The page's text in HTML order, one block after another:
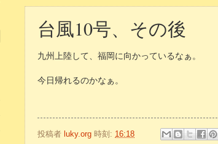
台風10号、その後
九州上陸して、福岡に向かっているなぁ。
今日帰れるのかなぁ。
投稿者 luky.org 時刻: 16:18